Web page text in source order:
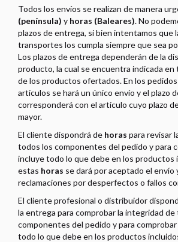
Todos los envíos se realizan de manera
(península) y horas (Baleares). No
plazos de entrega, si bien intentamos que
transportes los cumpla siempre que sea
Los plazos de entrega dependerán de la
producto, la cual se encuentra indicada en
de los productos ofertados. En los
artículos se hará un único envío y el plazo
corresponderá con el artículo cuyo plazo
mayor.
El cliente dispondrá de horas para revisar
todos los componentes del pedido y para
incluye todo lo que debe en los productos
estas horas se dará por aceptado el envío
reclamaciones por desperfectos o fallos
El cliente profesional o distribuidor
la entrega para comprobar la integridad de
componentes del pedido y para
todo lo que debe en los productos